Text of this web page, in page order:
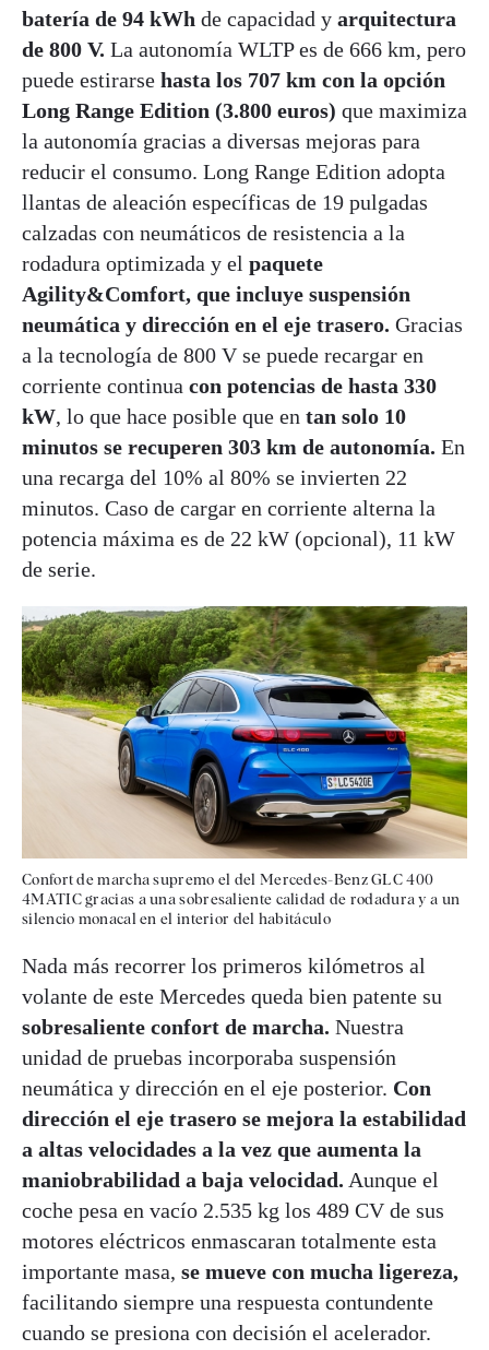
batería de 94 kWh de capacidad y arquitectura
de 800 V. La autonomía WLTP es de 666 km, pero
puede estirarse hasta los 707 km con la opción
Long Range Edition (3.800 euros) que maximiza
la autonomía gracias a diversas mejoras para
reducir el consumo. Long Range Edition adopta
llantas de aleación específicas de 19 pulgadas
calzadas con neumáticos de resistencia a la
rodadura optimizada y el paquete
Agility&Comfort, que incluye suspensión
neumática y dirección en el eje trasero. Gracias
a la tecnología de 800 V se puede recargar en
corriente continua con potencias de hasta 330
kW, lo que hace posible que en tan solo 10
minutos se recuperen 303 km de autonomía. En
una recarga del 10% al 80% se invierten 22
minutos. Caso de cargar en corriente alterna la
potencia máxima es de 22 kW (opcional), 11 kW
de serie.
Confort de marcha supremo el del Mercedes-Benz GLC 400
4MATIC gracias a una sobresaliente calidad de rodadura y a un
silencio monacal en el interior del habitáculo
Nada más recorrer los primeros kilómetros al
volante de este Mercedes queda bien patente su
sobresaliente confort de marcha. Nuestra
unidad de pruebas incorporaba suspensión
neumática y dirección en el eje posterior. Con
dirección el eje trasero se mejora la estabilidad
a altas velocidades a la vez que aumenta la
maniobrabilidad a baja velocidad. Aunque el
coche pesa en vacío 2.535 kg los 489 CV de sus
motores eléctricos enmascaran totalmente esta
importante masa, se mueve con mucha ligereza,
facilitando siempre una respuesta contundente
cuando se presiona con decisión el acelerador.